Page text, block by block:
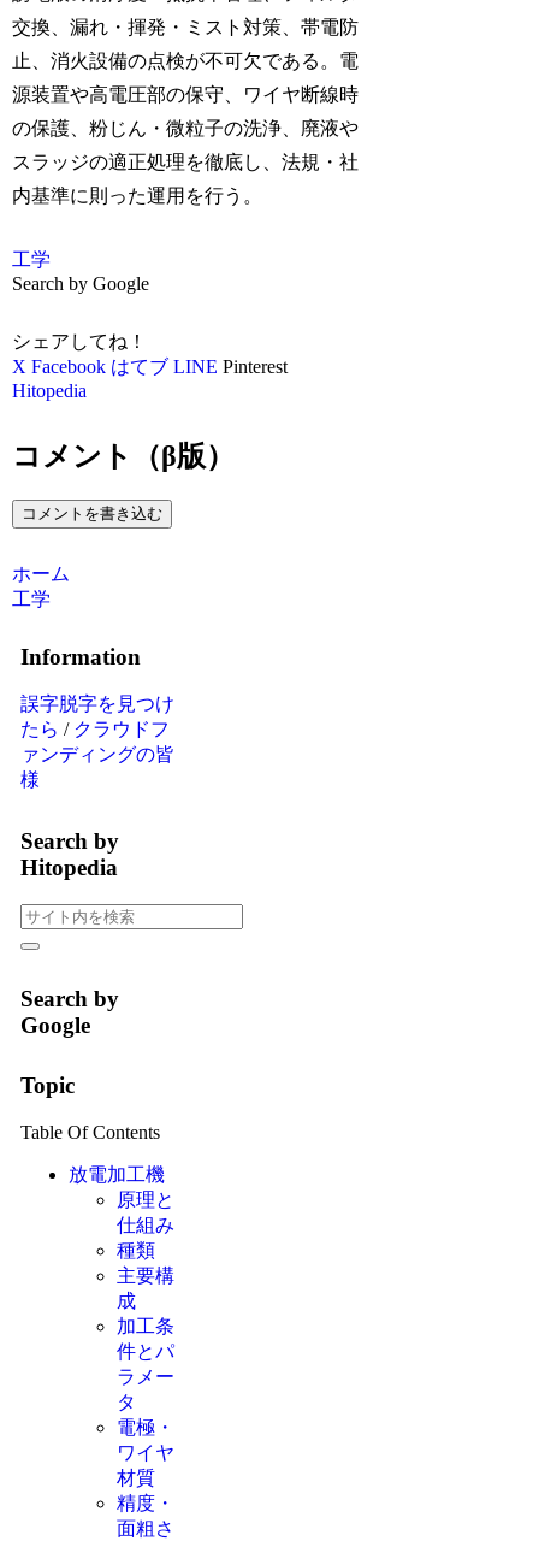
交換、漏れ・揮発・ミスト対策、帯電防
止、消火設備の点検が不可欠である。電
源装置や高電圧部の保守、ワイヤ断線時
の保護、粉じん・微粒子の洗浄、廃液や
スラッジの適正処理を徹底し、法規・社
内基準に則った運用を行う。
工学
Search by Google
シェアしてね！
X Facebook はてブ LINE Pinterest
Hitopedia
コメント（β版）
コメントを書き込む
ホーム
工学
Information
誤字脱字を見つけ
たら / クラウドフ
ァンディングの皆
様
Search by
Hitopedia
Search by
Google
Topic
Table Of Contents
放電加工機
原理と
仕組み
種類
主要構
成
加工条
件とパ
ラメー
タ
電極・
ワイヤ
材質
精度・
面粗さ